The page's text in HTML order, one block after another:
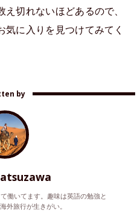
切れないほどあるので、
に入りを見つけてみてく
by
働いてます。趣味は英語の勉強と
外旅行が生きがい。